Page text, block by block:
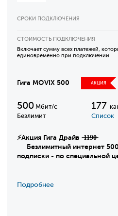
СРОКИ ПОДКЛЮЧЕНИЯ
СТОИМОСТЬ ПОДКЛЮЧЕНИЯ
Включает сумму всех платежей,
единовременно при подключении
Гига MOVIX 500 АКЦИЯ
500 Мбит/с
Безлимит
177
Список
⚡Акция Гига Драйв ̶1̶1̶9̶0̶
Безлимитный интернет
подписки - по специальной
Подробнее